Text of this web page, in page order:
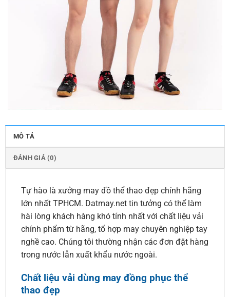
MÔ TẢ
ĐÁNH GIÁ (0)
Tự hào là xưởng may đồ thể thao đẹp chính hãng
lớn nhất TPHCM. Datmay.net tin tưởng có thể làm
hài lòng khách hàng khó tính nhất với chất liệu vải
chính phẩm từ hãng, tổ hợp may chuyên nghiệp tay
nghề cao. Chúng tôi thường nhận các đơn đặt hàng
trong nước lẫn xuất khẩu nước ngoài.
Chất liệu vải dùng may đồng phục thể
thao đẹp